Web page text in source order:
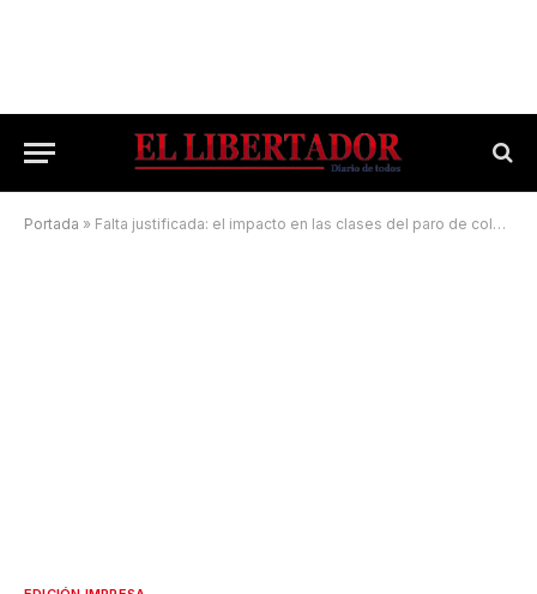
Portada » Falta justificada: el impacto en las clases del paro de colectivos